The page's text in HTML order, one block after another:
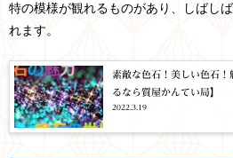
特の模様が観れるものがあり、しばし
れます。
素敵な色石！美しい色石
るなら質屋かんてい局】
2022.3.19